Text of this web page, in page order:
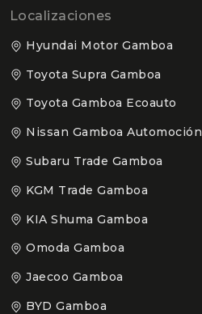
Localizaciones
Hyundai Motor Gamboa
Toyota Supra Gamboa
Toyota Gamboa Ecoauto
Nissan Gamboa Automoción
Subaru Trade Gamboa
KGM Trade Gamboa
KIA Shuma Gamboa
Omoda Gamboa
Jaecoo Gamboa
BYD Gamboa